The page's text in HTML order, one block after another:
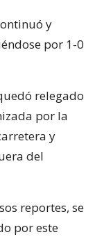
y
por 1-0
relegado
por la
y
del
reportes, se
por este